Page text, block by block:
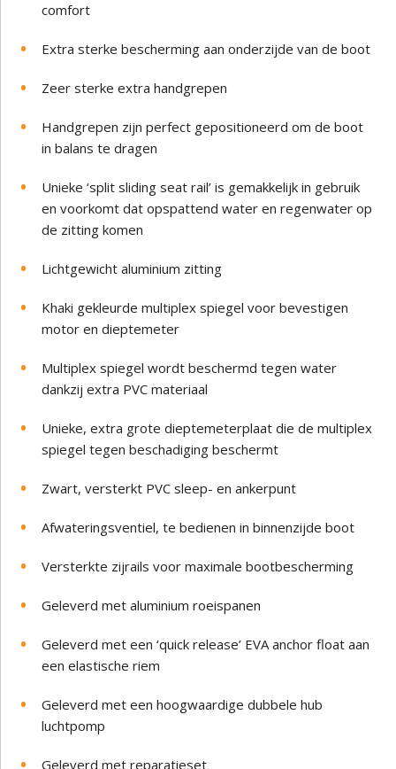
comfort
Extra sterke bescherming aan onderzijde van de boot
Zeer sterke extra handgrepen
Handgrepen zijn perfect gepositioneerd om de boot
in balans te dragen
Unieke ‘split sliding seat rail’ is gemakkelijk in gebruik
en voorkomt dat opspattend water en regenwater op
de zitting komen
Lichtgewicht aluminium zitting
Khaki gekleurde multiplex spiegel voor bevestigen
motor en dieptemeter
Multiplex spiegel wordt beschermd tegen water
dankzij extra PVC materiaal
Unieke, extra grote dieptemeterplaat die de multiplex
spiegel tegen beschadiging beschermt
Zwart, versterkt PVC sleep- en ankerpunt
Afwateringsventiel, te bedienen in binnenzijde boot
Versterkte zijrails voor maximale bootbescherming
Geleverd met aluminium roeispanen
Geleverd met een ‘quick release’ EVA anchor float aan
een elastische riem
Geleverd met een hoogwaardige dubbele hub
luchtpomp
Geleverd met reparatieset